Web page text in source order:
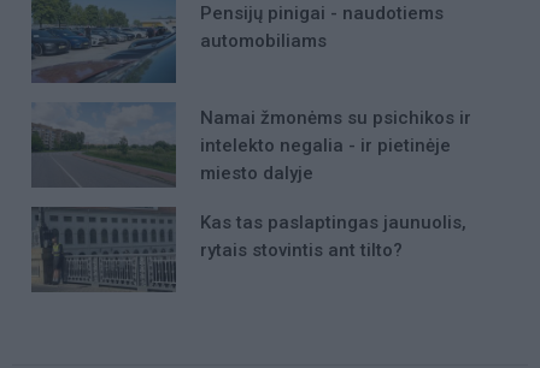
Pensijų pinigai - naudotiems
automobiliams
Namai žmonėms su psichikos ir
intelekto negalia - ir pietinėje
miesto dalyje
Kas tas paslaptingas jaunuolis,
rytais stovintis ant tilto?